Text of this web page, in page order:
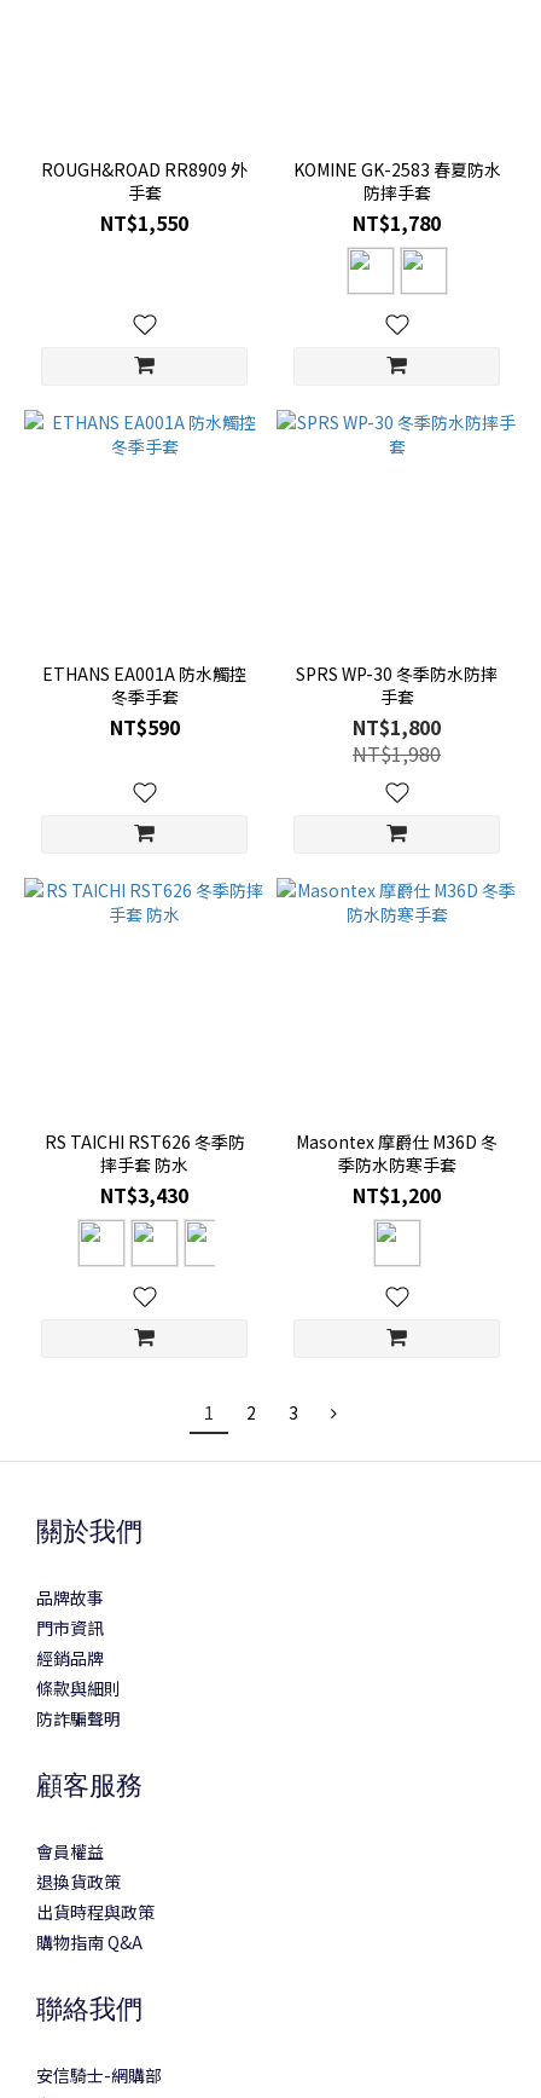
ROUGH&ROAD RR8909 外
手套
NT$1,550
KOMINE GK-2583 春夏防水
防摔手套
NT$1,780
ETHANS EA001A 防水觸控
冬季手套
NT$590
SPRS WP-30 冬季防水防摔
手套
NT$1,800
NT$1,980
RS TAICHI RST626 冬季防
摔手套 防水
NT$3,430
Masontex 摩爵仕 M36D 冬
季防水防寒手套
NT$1,200
1 2 3
關於我們
品牌故事
門市資訊
經銷品牌
條款與細則
防詐騙聲明
顧客服務
會員權益
退換貨政策
出貨時程與政策
購物指南 Q&A
聯絡我們
安信騎士-網購部